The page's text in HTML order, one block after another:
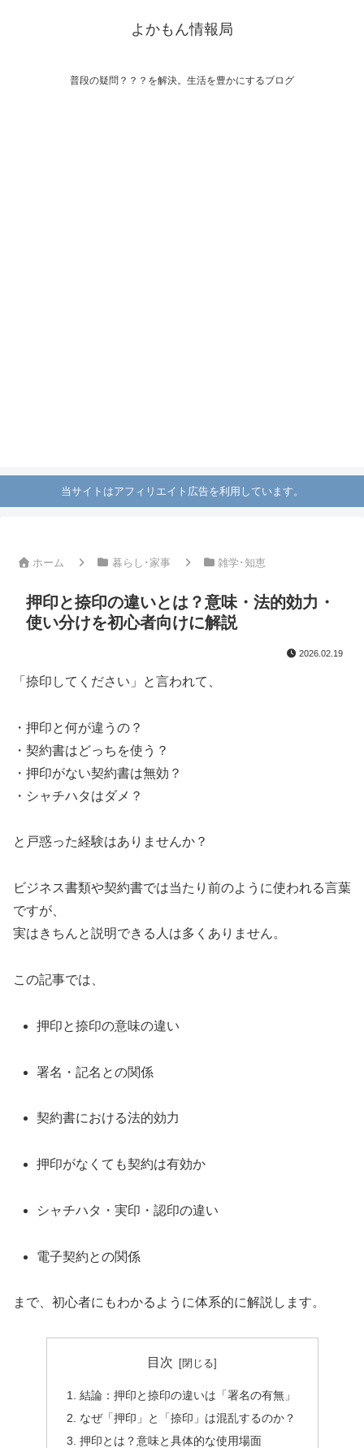
よかもん情報局
普段の疑問？？？を解決。生活を豊かにするブログ
当サイトはアフィリエイト広告を利用しています。
ホーム 暮らし･家事 雑学･知恵
押印と捺印の違いとは？意味・法的効力・
使い分けを初心者向けに解説
2026.02.19
「捺印してください」と言われて、
・押印と何が違うの？
・契約書はどっちを使う？
・押印がない契約書は無効？
・シャチハタはダメ？
と戸惑った経験はありませんか？
ビジネス書類や契約書では当たり前のように使われる言葉
ですが、
実はきちんと説明できる人は多くありません。
この記事では、
押印と捺印の意味の違い
署名・記名との関係
契約書における法的効力
押印がなくても契約は有効か
シャチハタ・実印・認印の違い
電子契約との関係
まで、初心者にもわかるように体系的に解説します。
目次
結論：押印と捺印の違いは「署名の有無」
なぜ「押印」と「捺印」は混乱するのか？
押印とは？意味と具体的な使用場面